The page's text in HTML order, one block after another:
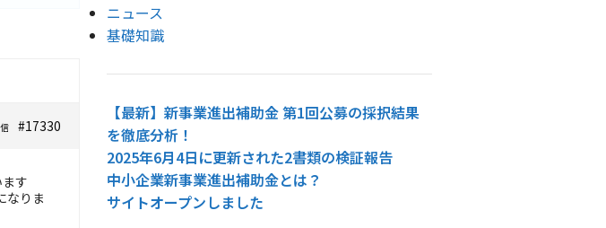
#17330
す
なりま
ニュース
基礎知識
【最新】新事業進出補助金 第1回公募の採択結果
を徹底分析！
2025年6月4日に更新された2書類の検証報告
中小企業新事業進出補助金とは？
サイトオープンしました